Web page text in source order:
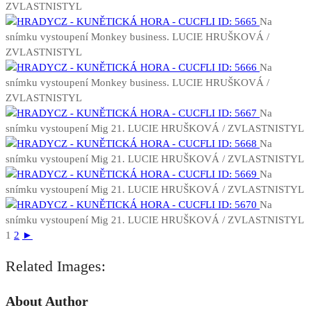
ZVLASTNISTYL
Na
snímku vystoupení Monkey business. LUCIE HRUŠKOVÁ /
ZVLASTNISTYL
Na
snímku vystoupení Monkey business. LUCIE HRUŠKOVÁ /
ZVLASTNISTYL
Na
snímku vystoupení Mig 21. LUCIE HRUŠKOVÁ / ZVLASTNISTYL
Na
snímku vystoupení Mig 21. LUCIE HRUŠKOVÁ / ZVLASTNISTYL
Na
snímku vystoupení Mig 21. LUCIE HRUŠKOVÁ / ZVLASTNISTYL
Na
snímku vystoupení Mig 21. LUCIE HRUŠKOVÁ / ZVLASTNISTYL
1 2 ►
Related Images:
About Author